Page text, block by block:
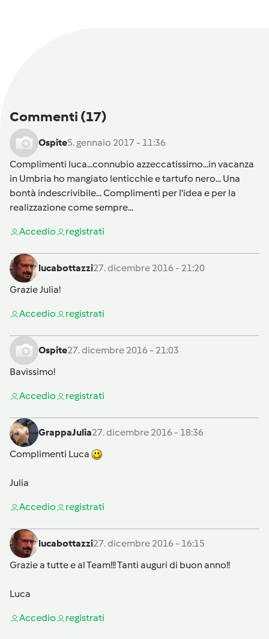
Commenti (17)
Ospite5. gennaio 2017 - 11:36
Complimenti luca...connubio azzeccatissimo...in vacanza
in Umbria ho mangiato lenticchie e tartufo nero... Una
bontà indescrivibile... Complimenti per l'idea e per la
realizzazione come sempre...
Accedio registrati
lucabottazzi27. dicembre 2016 - 21:20
Grazie Julia!
Accedio registrati
Ospite27. dicembre 2016 - 21:03
Bavissimo!
Accedio registrati
GrappaJulia27. dicembre 2016 - 18:36
Complimenti Luca
Julia
Accedio registrati
lucabottazzi27. dicembre 2016 - 16:15
Grazie a tutte e al Team!!! Tanti auguri di buon anno!!
Luca
Accedio registrati